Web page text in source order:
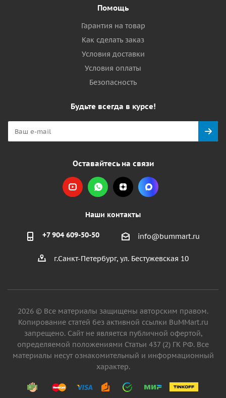
Помощь
Гарантия на товар
Как сделать заказ
Условия доставки
Условия оплаты
Безопасность
Будьте всегда в курсе!
Оставайтесь на связи
Наши контакты
+7 904 609-50-50 info@bummart.ru
г.Санкт-Петербург, ул. Бестужевская 10
2026 © Все материалы защищены авторским правом.
Копирование статей без активной ссылки BuMMart.ru
запрещено. Сайт не является публичной офертой,
определяемой положениями Статьи 437 (2) ГК РФ. Все
материалы несут ознакомительный и информационный
характер.